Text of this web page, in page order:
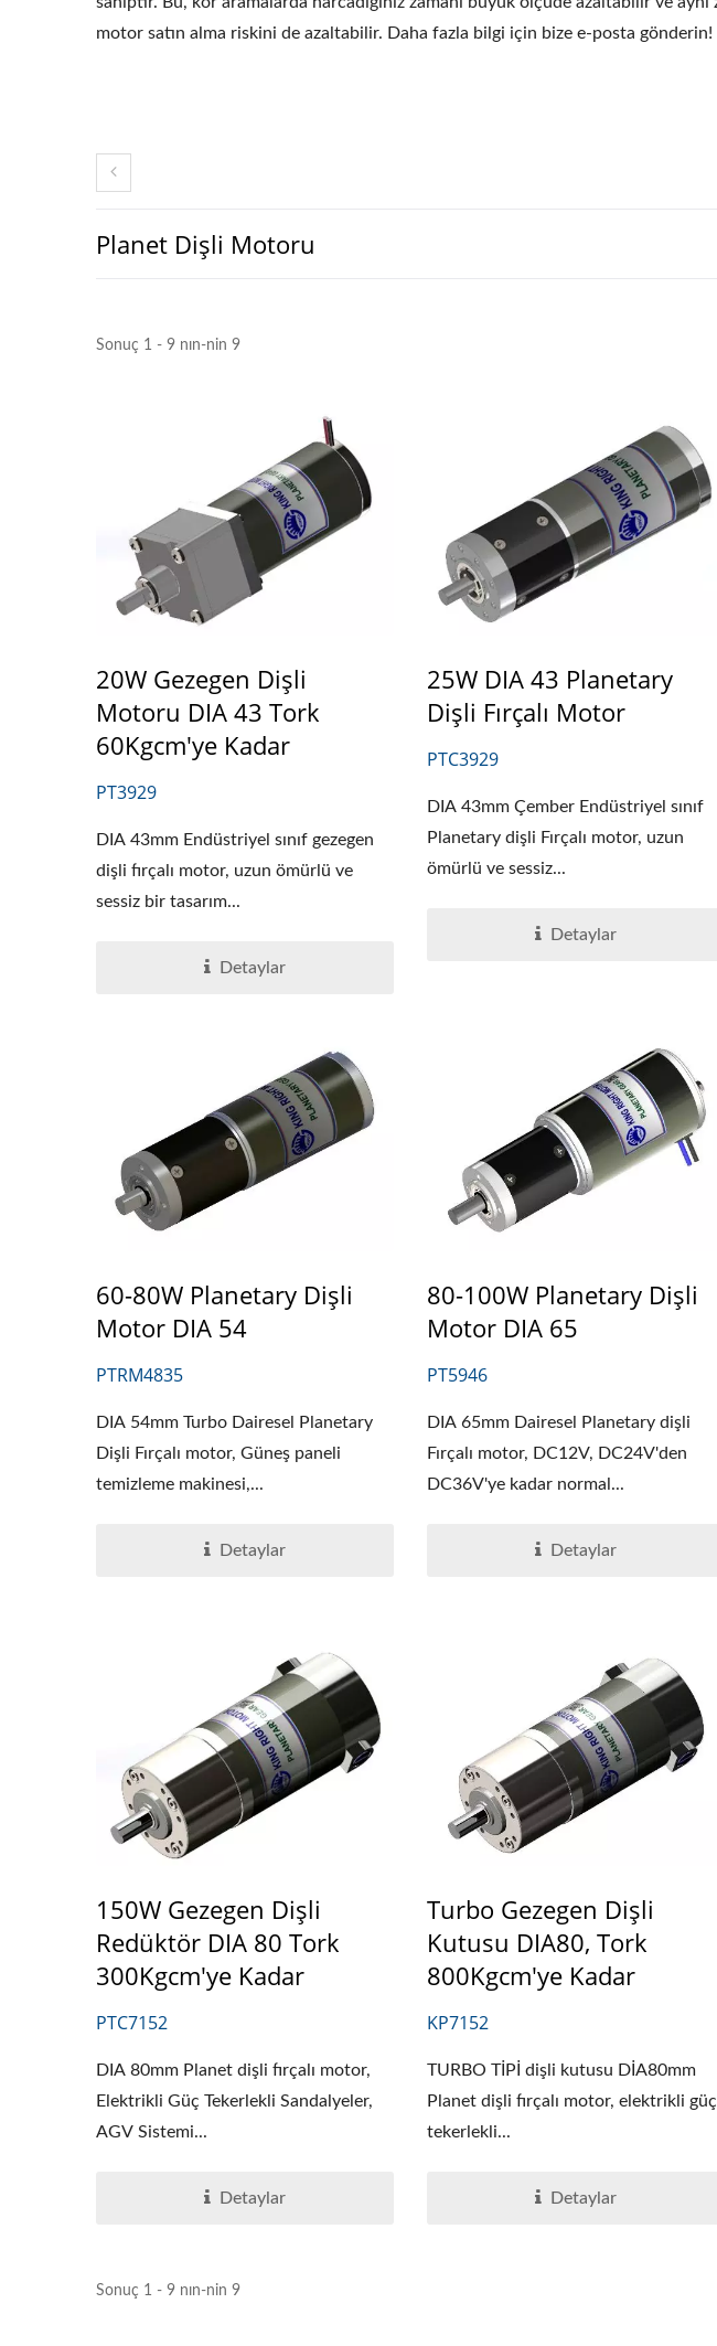
motor satın alma riskini de azaltabilir. Daha fazla bilgi için bize e-posta gönderin!
Planet Dişli Motoru
Sonuç 1 - 9 nın-nin 9
20W Gezegen Dişli
Motoru DIA 43 Tork
60Kgcm'ye Kadar
PT3929
DIA 43mm Endüstriyel sınıf gezegen
dişli fırçalı motor, uzun ömürlü ve
sessiz bir tasarım...
Detaylar
25W DIA 43 Planetary
Dişli Fırçalı Motor
PTC3929
DIA 43mm Çember Endüstriyel sınıf
Planetary dişli Fırçalı motor, uzun
ömürlü ve sessiz...
Detaylar
60-80W Planetary Dişli
Motor DIA 54
PTRM4835
DIA 54mm Turbo Dairesel Planetary
Dişli Fırçalı motor, Güneş paneli
temizleme makinesi,...
Detaylar
80-100W Planetary Dişli
Motor DIA 65
PT5946
DIA 65mm Dairesel Planetary dişli
Fırçalı motor, DC12V, DC24V'den
DC36V'ye kadar normal...
Detaylar
150W Gezegen Dişli
Redüktör DIA 80 Tork
300Kgcm'ye Kadar
PTC7152
DIA 80mm Planet dişli fırçalı motor,
Elektrikli Güç Tekerlekli Sandalyeler,
AGV Sistemi...
Detaylar
Turbo Gezegen Dişli
Kutusu DIA80, Tork
800Kgcm'ye Kadar
KP7152
TURBO TİPİ dişli kutusu DİA80mm
Planet dişli fırçalı motor, elektrikli güç
tekerlekli...
Detaylar
Sonuç 1 - 9 nın-nin 9